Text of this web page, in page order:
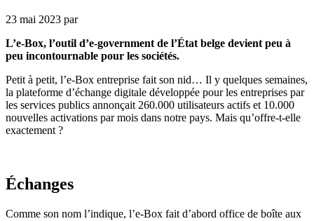
23 mai 2023 par
L’e-Box, l’outil d’e-government de l’État belge devient peu à
peu incontournable pour les sociétés.
Petit à petit, l’e-Box entreprise fait son nid… Il y quelques semaines,
la plateforme d’échange digitale développée pour les entreprises par
les services publics annonçait 260.000 utilisateurs actifs et 10.000
nouvelles activations par mois dans notre pays. Mais qu’offre-t-elle
exactement ?
Échanges
Comme son nom l’indique, l’e-Box fait d’abord office de boîte aux